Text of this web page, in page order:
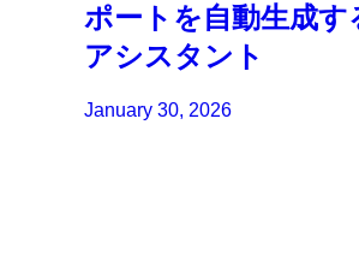
ポートを自動生成す
アシスタント
January 30, 2026